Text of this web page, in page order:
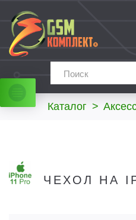
Каталог >
ЧЕХОЛ НА